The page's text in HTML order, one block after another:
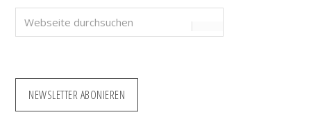
Webseite
NEWSLETTER ABONIEREN